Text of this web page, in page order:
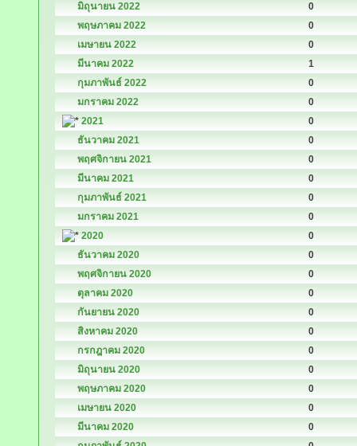
มิถุนายน 2022
0
พฤษภาคม 2022
0
เมษายน 2022
0
มีนาคม 2022
1
กุมภาพันธ์ 2022
0
มกราคม 2022
0
2021
0
ธันวาคม 2021
0
พฤศจิกายน 2021
0
มีนาคม 2021
0
กุมภาพันธ์ 2021
0
มกราคม 2021
0
2020
0
ธันวาคม 2020
0
พฤศจิกายน 2020
0
ตุลาคม 2020
0
กันยายน 2020
0
สิงหาคม 2020
0
กรกฎาคม 2020
0
มิถุนายน 2020
0
พฤษภาคม 2020
0
เมษายน 2020
0
มีนาคม 2020
0